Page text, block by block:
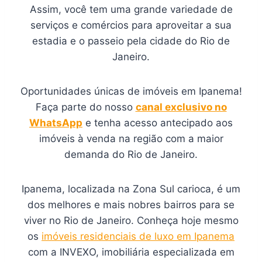
Assim, você tem uma grande variedade de
serviços e comércios para aproveitar a sua
estadia e o passeio pela cidade do Rio de
Janeiro.
Oportunidades únicas de imóveis em Ipanema!
Faça parte do nosso canal exclusivo no
WhatsApp e tenha acesso antecipado aos
imóveis à venda na região com a maior
demanda do Rio de Janeiro.
Ipanema, localizada na Zona Sul carioca, é um
dos melhores e mais nobres bairros para se
viver no Rio de Janeiro. Conheça hoje mesmo
os imóveis residenciais de luxo em Ipanema
com a INVEXO, imobiliária especializada em